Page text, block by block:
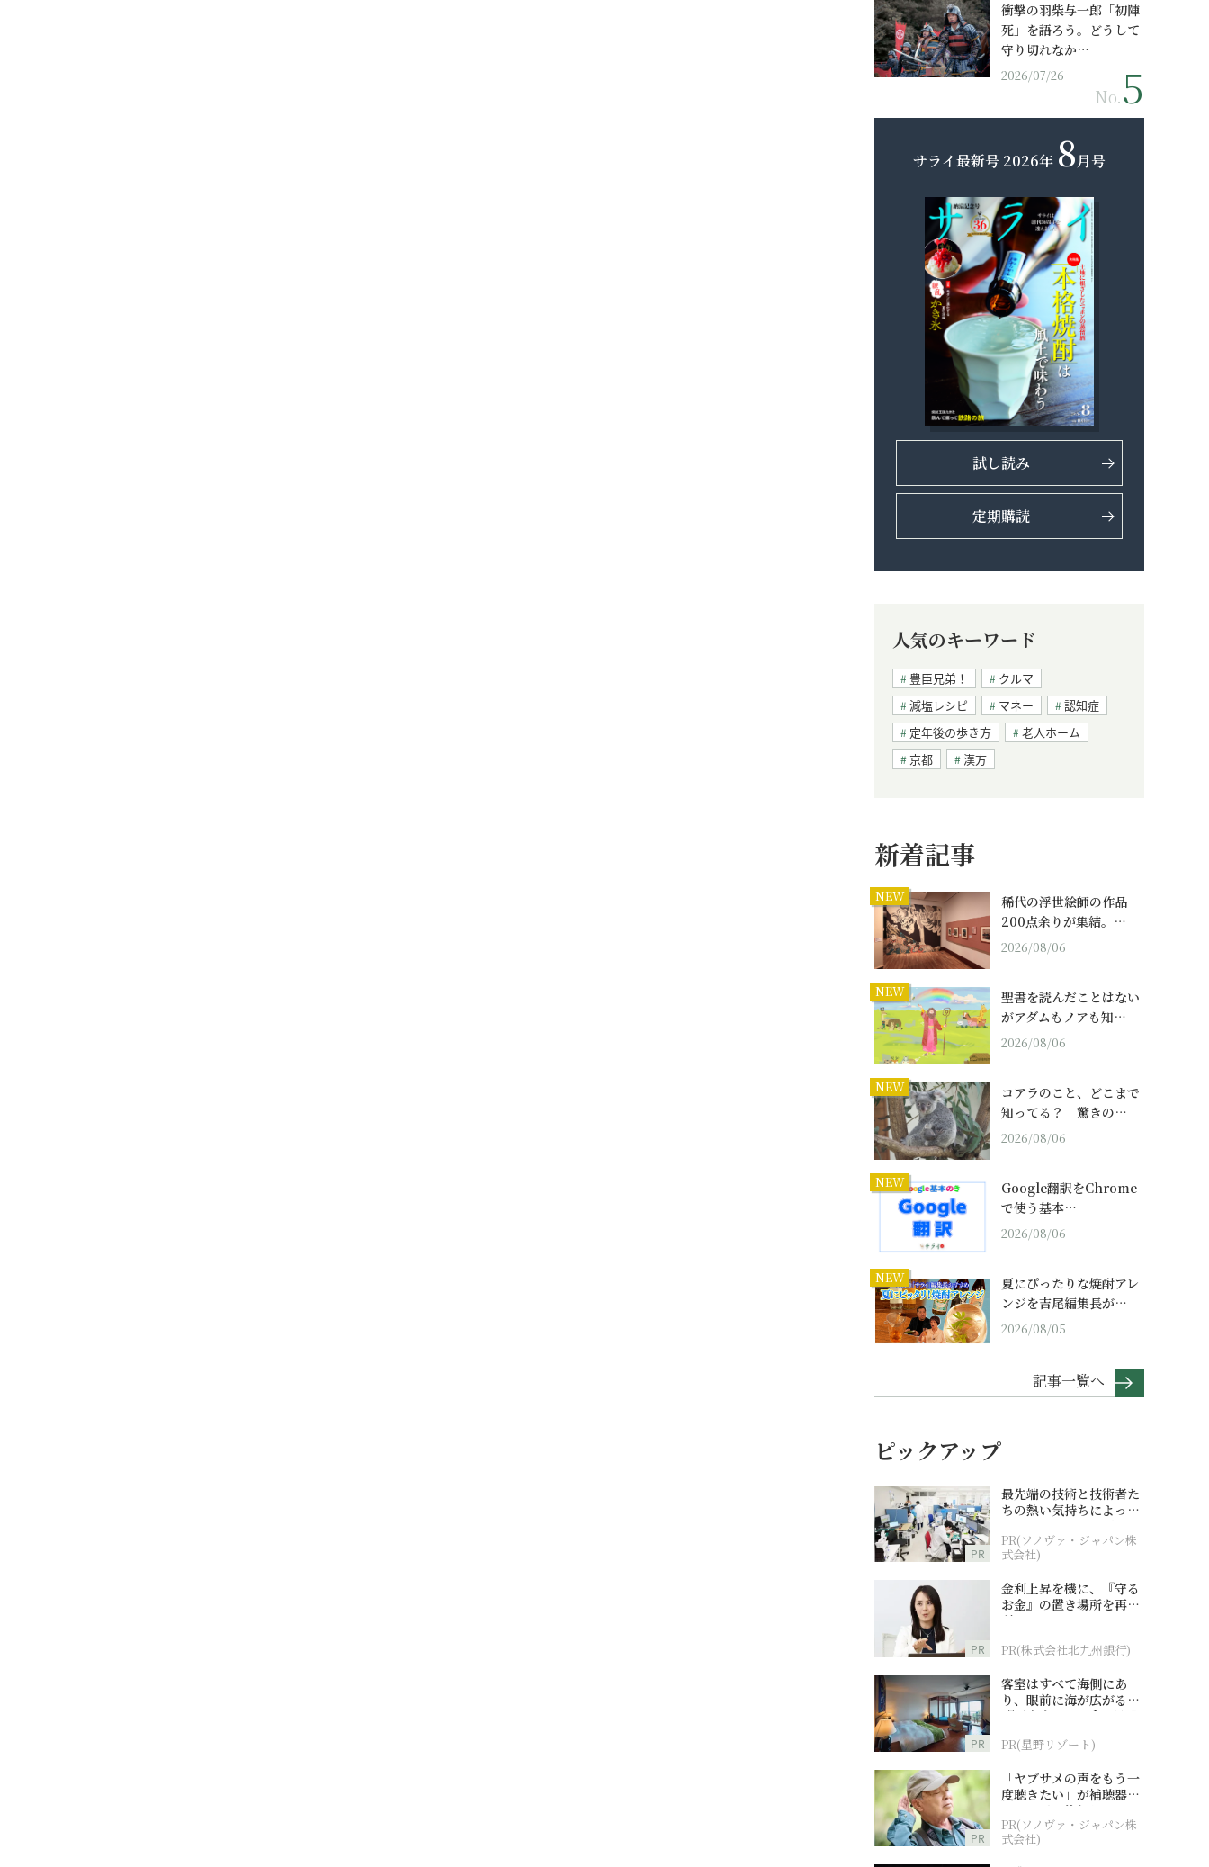
衝撃の羽柴与一郎「初陣
死」を語ろう。どうして
守り切れなか…
2026/07/26
No.
サライ最新号 2026年 8月号
試し読み
定期購読
人気のキーワード
豊臣兄弟！
クルマ
減塩レシピ
マネー
認知症
定年後の歩き方
老人ホーム
京都
漢方
新着記事
NEW
稀代の浮世絵師の作品
200点余りが集結。…
2026/08/06
NEW
聖書を読んだことはない
がアダムもノアも知…
2026/08/06
NEW
コアラのこと、どこまで
知ってる？ 驚きの…
2026/08/06
NEW
Google翻訳をChrome
で使う基本…
2026/08/06
NEW
夏にぴったりな焼酎アレ
ンジを吉尾編集長が…
2026/08/05
記事一覧へ
ピックアップ
PR
最先端の技術と技術者た
ちの熱い気持ちによって
作られているオーダーメ
イド補聴器
PR(ソノヴァ・ジャパン株
式会社)
PR
金利上昇を機に、『守る
お金』の置き場所を再検
討
PR(株式会社北九州銀行)
PR
客室はすべて海側にあ
り、眼前に海が広がる
『西表島ホテル by 星野
PR(星野リゾート)
PR
「ヤブサメの声をもう一
度聴きたい」が補聴器チ
ャレンジの後押しに
PR(ソノヴァ・ジャパン株
式会社)